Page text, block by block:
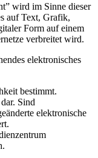
wird im Sinne dieser
auf Text, Grafik,
Form auf einem
verbreitet wird.
elektronisches
bestimmt.
Sind
elektronische